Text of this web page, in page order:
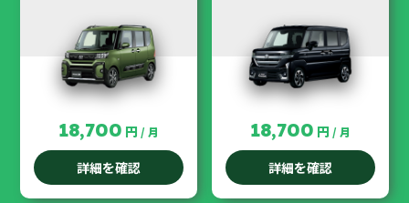
18,700 円 / 月
詳細を確認
18,700 円 / 月
詳細を確認